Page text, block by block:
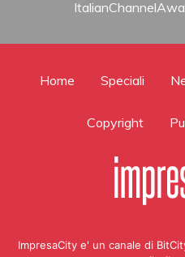
Home Speciali
Copyright
ImpresaCity e' un canale di